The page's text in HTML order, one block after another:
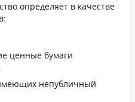
определяет в качестве
ценные бумаги
непубличный